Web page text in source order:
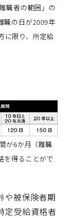
職者の範囲」の
職の日が2009年
に限り、所定給
が6か月（離職
を得ることがで
や被保険者期
定受給資格者